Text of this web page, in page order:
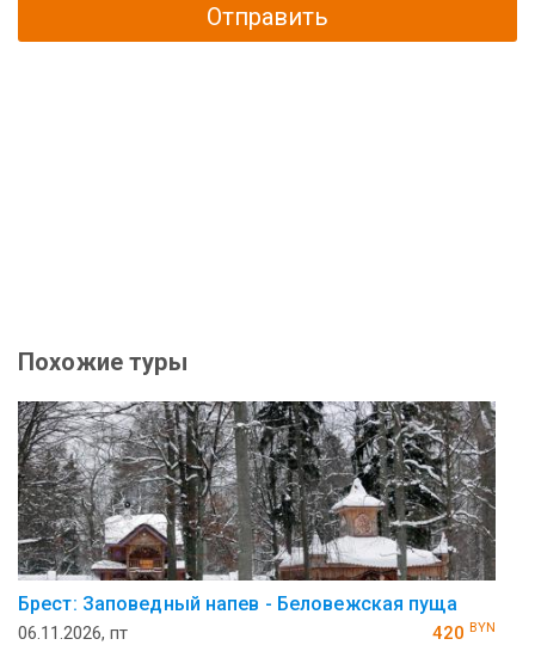
Отправить
Похожие туры
Брест: Заповедный напев - Беловежская пуща
06.11.2026, пт 420 BYN